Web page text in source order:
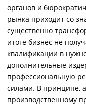
органов и
рынка приходит со
существенно
итоге бизнес не
квалификации в
дополнительные
профессиональную
силами. В принципе,
производственному